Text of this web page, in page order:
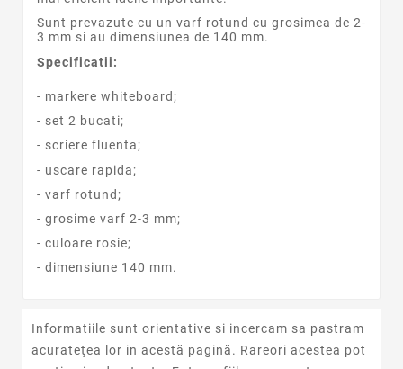
Sunt prevazute cu un varf rotund cu grosimea de 2-
3 mm si au dimensiunea de 140 mm.
Specificatii:
- markere whiteboard;
- set 2 bucati;
- scriere fluenta;
- uscare rapida;
- varf rotund;
- grosime varf 2-3 mm;
- culoare rosie;
- dimensiune 140 mm.
Informatiile sunt orientative si incercam sa pastram
acurateţea lor in acestă pagină. Rareori acestea pot